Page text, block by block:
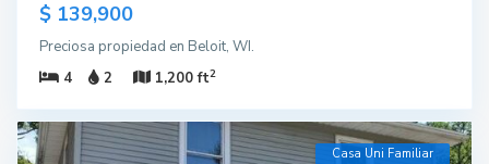
$ 139,900
Preciosa propiedad en Beloit, WI.
4
2 1,200 ft2
Casa Uni Familiar